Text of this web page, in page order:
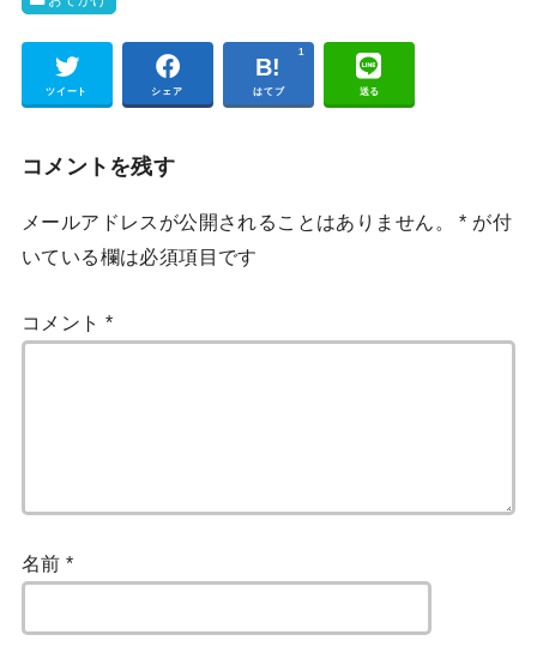
ツイート シェア はてブ
1
送る
コメントを残す
メールアドレスが公開されることはありません。 * が付
いている欄は必須項目です
コメント *
名前*